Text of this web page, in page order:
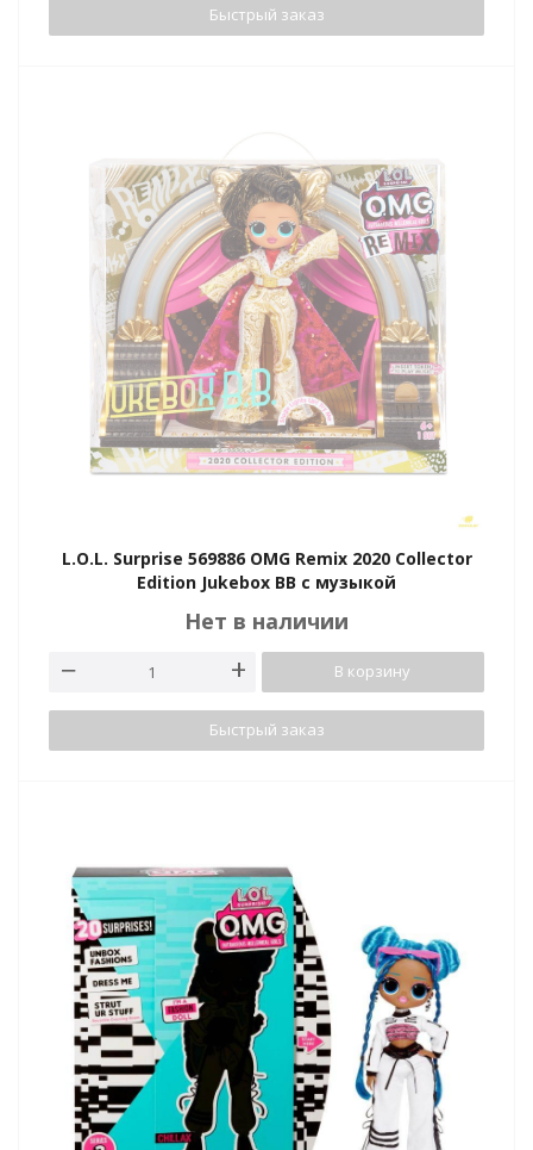
Быстрый заказ
L.O.L. Surprise 569886 OMG Remix 2020 Collector
Edition Jukebox BB с музыкой
Нет в наличии
В корзину
Быстрый заказ